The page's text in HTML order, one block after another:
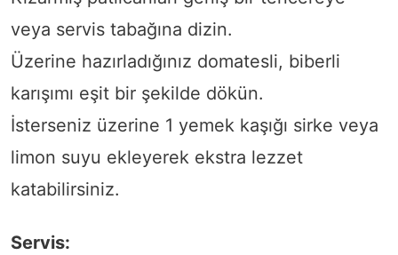
veya servis tabağına dizin.
Üzerine hazırladığınız domatesli, biberli
karışımı eşit bir şekilde dökün.
İsterseniz üzerine 1 yemek kaşığı sirke veya
limon suyu ekleyerek ekstra lezzet
katabilirsiniz.
Servis: